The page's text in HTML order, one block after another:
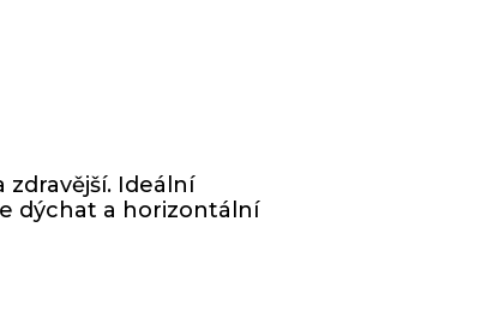
Ideální
dýchat a horizontální